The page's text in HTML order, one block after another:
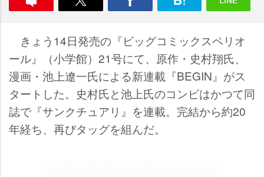
きょう14日発売の『ビッグコミックスペリオ
ール』（小学館）21号にて、原作・史村翔氏、
漫画・池上遼一氏による新連載『BEGIN』がス
タートした。史村氏と池上氏のコンビはかつて同
誌で『サンクチュアリ』を連載。完結から約20
年経ち、再びタッグを組んだ。